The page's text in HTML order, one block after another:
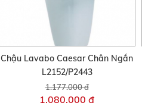
Chậu Lavabo Caesar Chân Ngắn
L2152/P2443
1.177.000 đ
1.080.000 đ